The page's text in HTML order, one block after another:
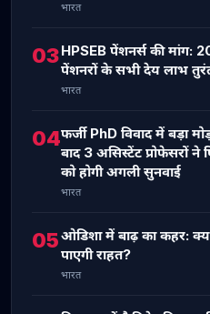
भारत
03HPSEB पेंशनर्स की मांग:
पेंशनरों के सभी देय लाभ
भारत
04फर्जी PhD विवाद में बड़ा
बाद 3 असिस्टेंट प्रोफेसरों
को होगी अगली सुनवाई
भारत
05ओडिशा में बाढ़ का कहर:
पाएगी राहत?
भारत